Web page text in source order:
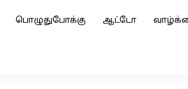
பொழுதுபோக்கு ஆட்டோ